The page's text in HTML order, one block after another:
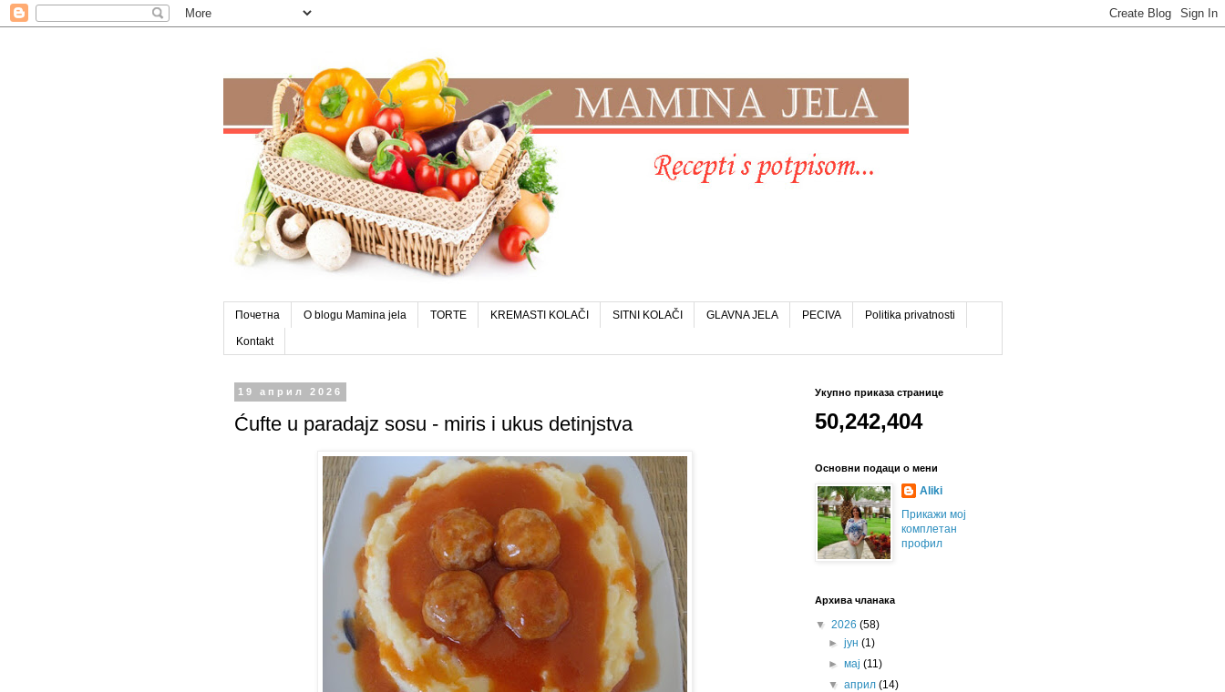
Почетна O blogu Mamina jela TORTE KREMASTI KOLAČI SITNI KOLAČI GLAVNA JELA PECIVA Politika privatnosti
Kontakt
19 април 2026
Ćufte u paradajz sosu - miris i ukus detinjstva
Укупно приказа странице
50,242,404
Основни подаци о мени
Aliki
Прикажи мој
комплетан
профил
Архива чланака
▼ 2026 (58)
► јун (1)
► мај (11)
▼ април (14)